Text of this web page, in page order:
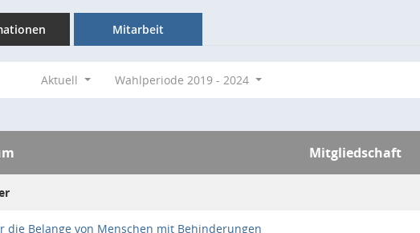
Mitarbeit
Aktuell Wahlperiode 2019 - 2024
Mitgliedschaft
die Belange von Menschen mit Behinderungen